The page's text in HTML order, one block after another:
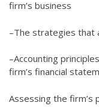
firm’s business
–The strategies that
–Accounting
firm’s financial
Assessing the firm’s